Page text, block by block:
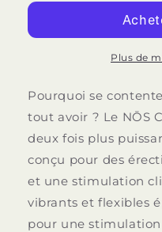
ANNEAU
CLASSIQUE
MAGENTA
-
PÉNIS
NOS
Plus de
Pourquoi se
tout avoir ? Le NŌS
deux fois plus
conçu pour des
et une stimulation
vibrants et flexibles
pour une